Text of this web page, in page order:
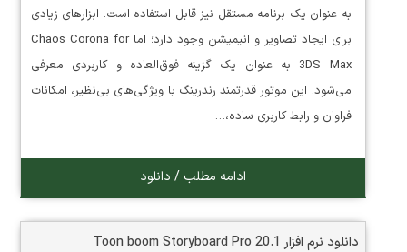
به عنوان یک برنامه مستقل نیز قابل استفاده است. ابزارهای زیادی
برای ایجاد تصاویر و انیمیشن وجود دارد؛ اما Chaos Corona for
3DS Max به عنوان یک گزینه فوق‌العاده و کاربردی معرفی
می‌شود. این موتور قدرتمند رندرینگ با ویژگی‌های بی‌نظیر، امکانات
فراوان و رابط کاربری ساده،…
ادامه مطلب / دانلود
دانلود نرم افزار Toon boom Storyboard Pro 20.1